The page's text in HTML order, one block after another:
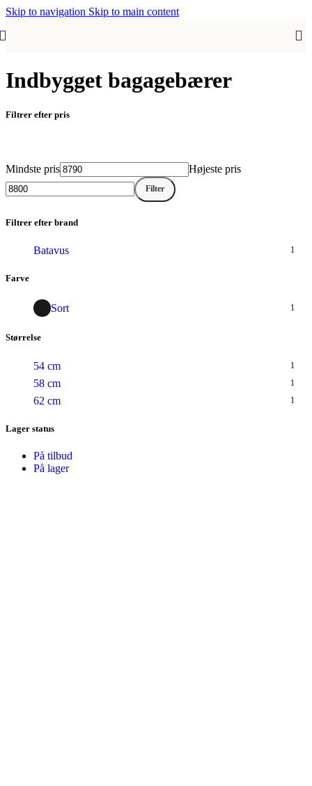
Skip to navigation Skip to main content
Indbygget bagagebærer
Filtrer efter pris
Mindste pris Højeste pris
Filter
Filtrer efter brand
Batavus 1
Farve
Sort 1
Størrelse
54 cm 1
58 cm 1
62 cm 1
Lager status
På tilbud
På lager